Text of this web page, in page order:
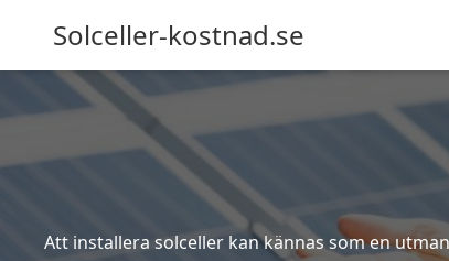
Solceller-kostnad.se
Att installera solceller kan kännas som en